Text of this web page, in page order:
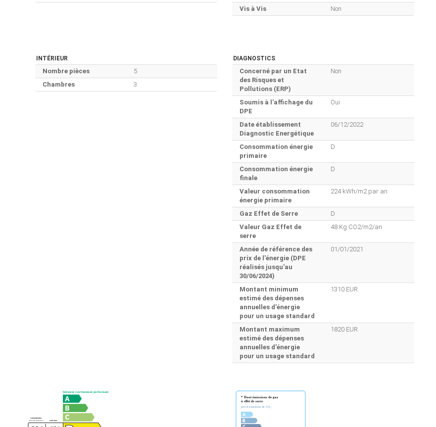
Vis à Vis
Non
INTÉRIEUR
Nombre pièces
5
Chambres
3
DIAGNOSTICS
Concerné par un Etat
des Risques et
Pollutions (ERP)
Non
Soumis à l'affichage du
DPE
Oui
Date établissement
Diagnostic Energétique
06/12/2022
Consommation énergie
primaire
D
Consommation énergie
finale
D
Valeur consommation
énergie primaire
224 kWh/m2 par an
Gaz Effet de Serre
D
Valeur Gaz Effet de
serre
48 Kg CO2/m2/an
Année de référence des
prix de l'énergie (DPE
réalisés jusqu'au
30/06/2024)
01/01/2021
Montant minimum
estimé des dépenses
annuelles d'énergie
pour un usage standard
1310 EUR
Montant maximum
estimé des dépenses
annuelles d'énergie
pour un usage standard
1820 EUR